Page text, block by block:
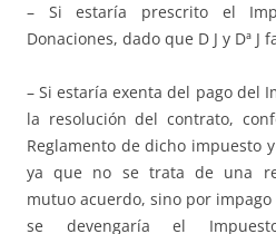
– Si estaría prescrito el
Donaciones, dado que D J y Dª J
– Si estaría exenta del pago del
la resolución del contrato,
Reglamento de dicho impuesto
ya que no se trata de una
mutuo acuerdo, sino por
se devengaría el